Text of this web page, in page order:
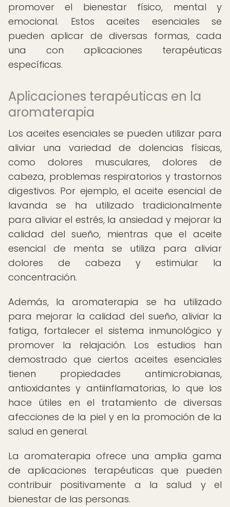
promover el bienestar físico, mental y
emocional. Estos aceites esenciales se
pueden aplicar de diversas formas, cada
una con aplicaciones terapéuticas
específicas.
Aplicaciones terapéuticas en la
aromaterapia
Los aceites esenciales se pueden utilizar para
aliviar una variedad de dolencias físicas,
como dolores musculares, dolores de
cabeza, problemas respiratorios y trastornos
digestivos. Por ejemplo, el aceite esencial de
lavanda se ha utilizado tradicionalmente
para aliviar el estrés, la ansiedad y mejorar la
calidad del sueño, mientras que el aceite
esencial de menta se utiliza para aliviar
dolores de cabeza y estimular la
concentración.
Además, la aromaterapia se ha utilizado
para mejorar la calidad del sueño, aliviar la
fatiga, fortalecer el sistema inmunológico y
promover la relajación. Los estudios han
demostrado que ciertos aceites esenciales
tienen propiedades antimicrobianas,
antioxidantes y antiinflamatorias, lo que los
hace útiles en el tratamiento de diversas
afecciones de la piel y en la promoción de la
salud en general.
La aromaterapia ofrece una amplia gama
de aplicaciones terapéuticas que pueden
contribuir positivamente a la salud y el
bienestar de las personas.